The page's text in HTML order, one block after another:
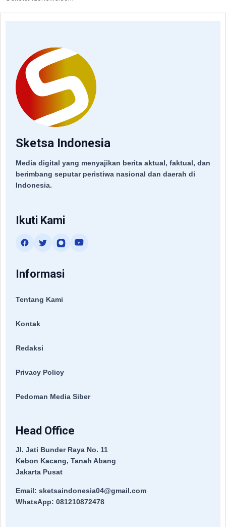
Sketsa Indonesia
Media digital yang menyajikan berita aktual, faktual, dan
berimbang seputar peristiwa nasional dan daerah di
Indonesia.
Ikuti Kami
Informasi
Tentang Kami
Kontak
Redaksi
Privacy Policy
Pedoman Media Siber
Head Office
Jl. Jati Bunder Raya No. 11
Kebon Kacang, Tanah Abang
Jakarta Pusat
Email: sketsaindonesia04@gmail.com
WhatsApp: 081210872478